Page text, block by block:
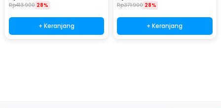
Rp413.900 28%
+ Keranjang
Rp371.900 28%
+ Keranjang